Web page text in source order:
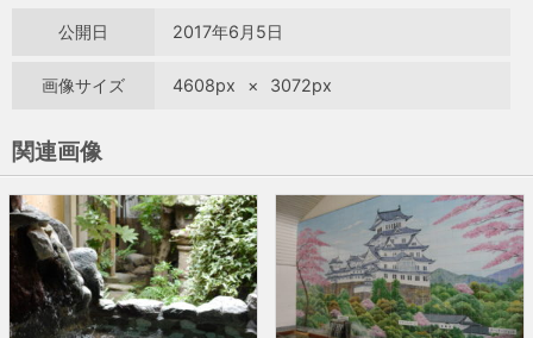
公開日 2017年6月5日
画像サイズ 4608px × 3072px
関連画像